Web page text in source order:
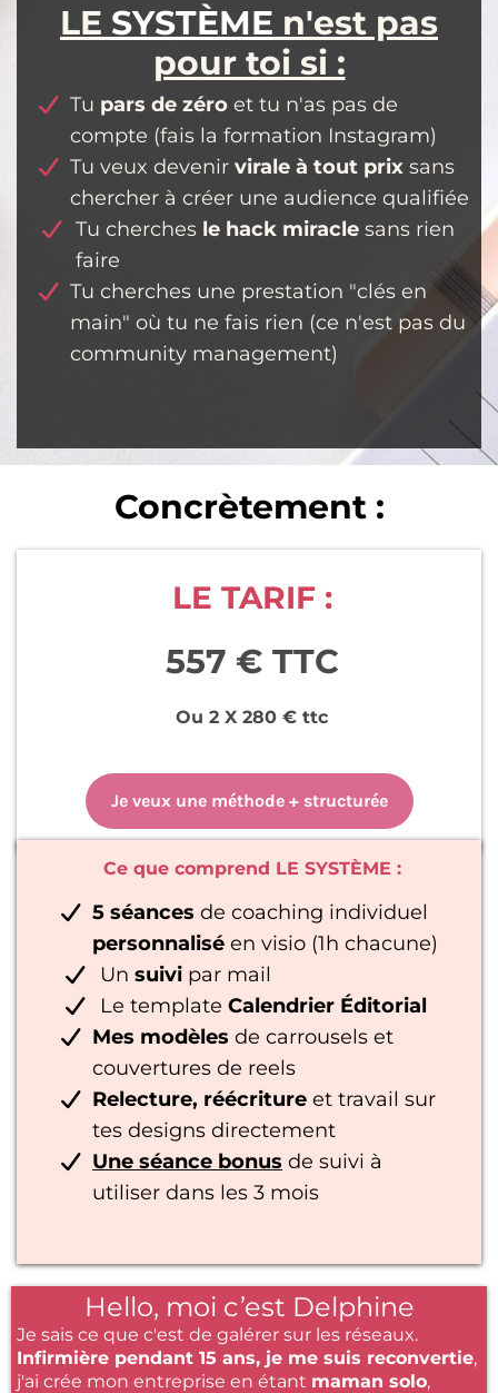
LE SYSTÈME n'est pas
pour toi si :
Tu pars de zéro et tu n'as pas de
compte (fais la formation Instagram)
Tu veux devenir virale à tout prix sans
chercher à créer une audience qualifiée
Tu cherches le hack miracle sans rien
faire
Tu cherches une prestation "clés en
main" où tu ne fais rien (ce n'est pas du
community management)
Concrètement :
LE TARIF :
557 € TTC
Ou 2 X 280 € ttc
Je veux une méthode + structurée
Ce que comprend LE SYSTÈME :
5 séances de coaching individuel
personnalisé en visio (1h chacune)
Un suivi par mail
Le template Calendrier Éditorial
Mes modèles de carrousels et
couvertures de reels
Relecture, réécriture et travail sur
tes designs directement
Une séance bonus de suivi à
utiliser dans les 3 mois
Hello, moi c’est Delphine
Je sais ce que c'est de galérer sur les réseaux.
Infirmière pendant 15 ans, je me suis reconvertie,
j'ai crée mon entreprise en étant maman solo,